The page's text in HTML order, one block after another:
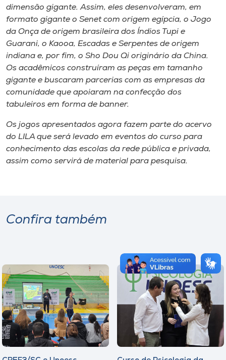
dimensão gigante. Assim, eles desenvolveram, em
formato gigante o Senet com origem egípcia, o Jogo
da Onça de origem brasileira dos Índios Tupi e
Guarani, o Kaooa, Escadas e Serpentes de origem
indiana e, por fim, o Sho Dou Qi originário da China.
Os acadêmicos construíram as peças em tamanho
gigante e buscaram parcerias com as empresas da
comunidade que apoiaram na confecção dos
tabuleiros em forma de banner.
Os jogos apresentados agora fazem parte do acervo
do LILA que será levado em eventos do curso para
conhecimento das escolas da rede pública e privada,
assim como servirá de material para pesquisa.
Confira também